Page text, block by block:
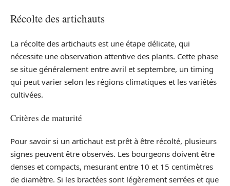
Récolte des artichauts
La récolte des artichauts est une étape délicate, qui
nécessite une observation attentive des plants. Cette phase
se situe généralement entre avril et septembre, un timing
qui peut varier selon les régions climatiques et les variétés
cultivées.
Critères de maturité
Pour savoir si un artichaut est prêt à être récolté, plusieurs
signes peuvent être observés. Les bourgeons doivent être
denses et compacts, mesurant entre 10 et 15 centimètres
de diamètre. Si les bractées sont légèrement serrées et que